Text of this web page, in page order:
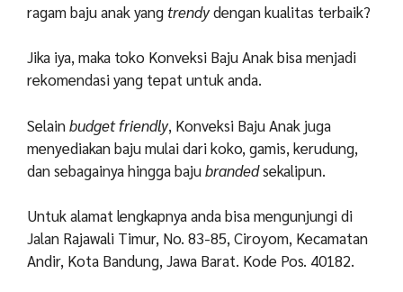
ragam baju anak yangtrendydengan kualitas terbaik?
Jika iya, maka toko Konveksi Baju Anak bisa menjadi
rekomendasi yang tepat untuk anda.
Selainbudget friendly, Konveksi Baju Anak juga
menyediakan baju mulai dari koko, gamis, kerudung,
dan sebagainya hingga bajubrandedsekalipun.
Untuk alamat lengkapnya anda bisa mengunjungi di
Jalan Rajawali Timur, No. 83-85, Ciroyom, Kecamatan
Andir, Kota Bandung, Jawa Barat. Kode Pos. 40182.